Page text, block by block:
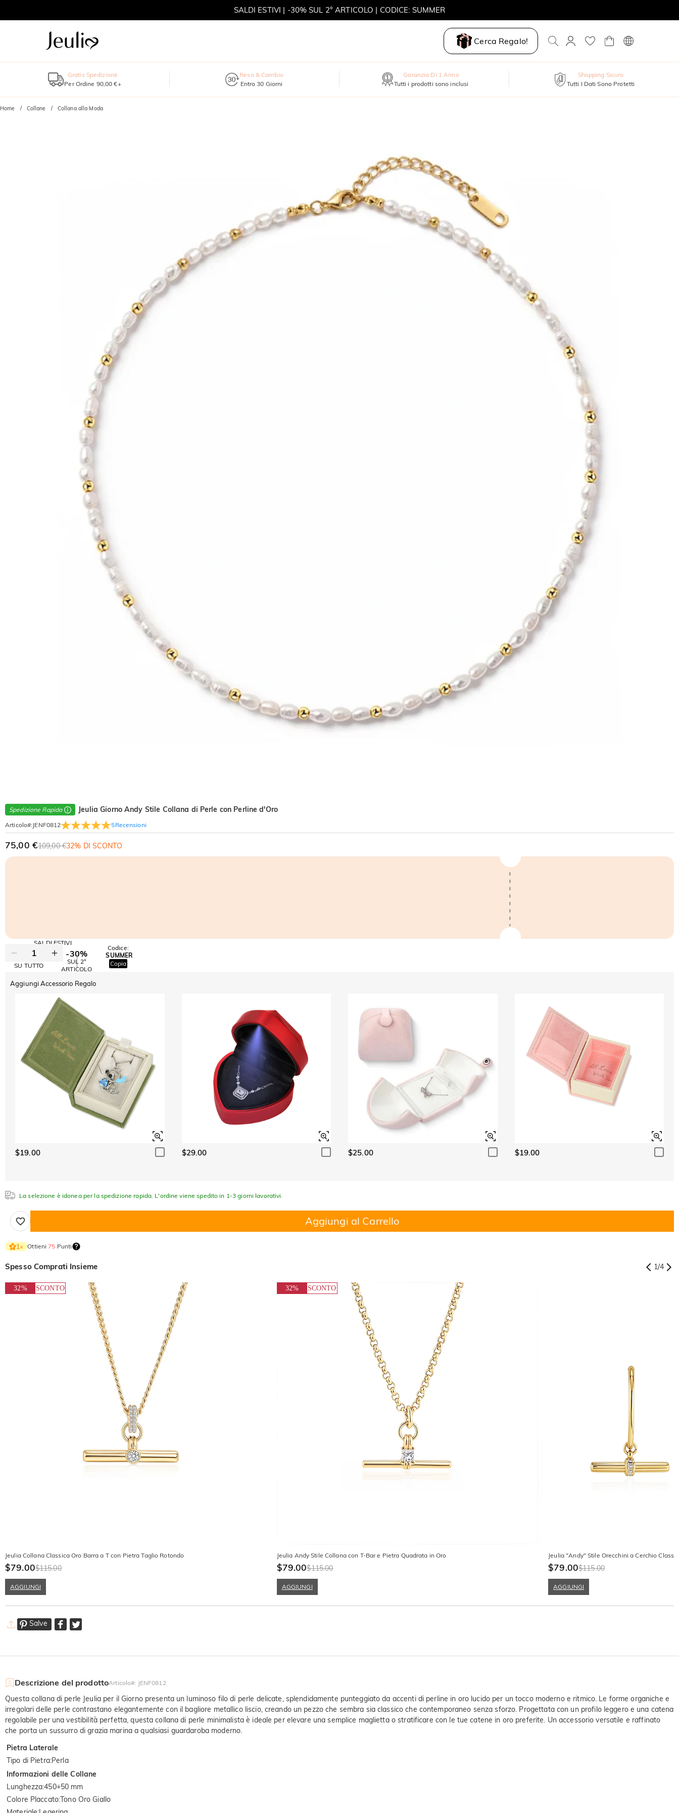
SALDI ESTIVI | -30% SUL 2° ARTICOLO | CODICE: SUMMER
Cerca Regalo!
Gratis Spedizione
Per Ordine 90,00 €+
Reso & Cambio
Entro 30 Giorni
Garanzia Di 1 Anno
Tutti i prodotti sono inclusi
Shopping Sicuro
Tutti I Dati Sono Protetti
Home Collane Collana alla Moda
Spedizione Rapida Jeulia Giorno Andy Stile Collana di Perle con Perline d'Oro
Articolo#: JENF0812 5Recensioni
75,00 €109,00 €32% DI SCONTO
SALDI ESTIVI
-10%
SU TUTTO
-30%
SUL 2°
ARTICOLO
Codice:
SUMMER
Copia
Aggiungi Accessorio Regalo
$19.00 $29.00 $25.00 $19.00
La selezione è idonea per la spedizione rapida. L'ordine viene spedito in 1-3 giorni lavorativi.
Aggiungi al Carrello
1× Ottieni75 Punti
Spesso Comprati Insieme 1/4
32% SCONTO
Jeulia Collana Classica Oro Barra a T con Pietra Taglio Rotondo
$79.00$115.00
AGGIUNGI
32% SCONTO
Jeulia Andy Stile Collana con T-Bar e Pietra Quadrata in Oro
$79.00$115.00
AGGIUNGI
Jeulia "Andy" Stile Orecchini a Cerchio
$79.00$115.00
AGGIUNGI
Salve
Descrizione del prodottoArticolo#: JENF0812
Questa collana di perle Jeulia per il Giorno presenta un luminoso filo di perle delicate, splendidamente punteggiato da accenti di perline in oro lucido per un tocco moderno e ritmico. Le forme organiche e
irregolari delle perle contrastano elegantemente con il bagliore metallico liscio, creando un pezzo che sembra sia classico che contemporaneo senza sforzo. Progettata con un profilo leggero e una catena
regolabile per una vestibilità perfetta, questa collana di perle minimalista è ideale per elevare una semplice maglietta o stratificare con le tue catene in oro preferite. Un accessorio versatile e raffinato
che porta un sussurro di grazia marina a qualsiasi guardaroba moderno.
Pietra Laterale
Tipo di Pietra:Perla
Informazioni delle Collane
Lunghezza:450+50 mm
Colore Placcato:Tono Oro Giallo